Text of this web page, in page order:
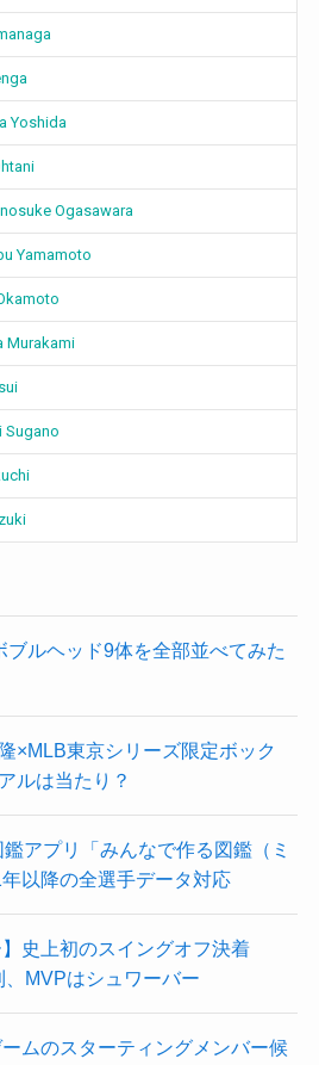
Yoshida
Ogasawara
Yamamoto
Murakami
Sugano
ブルヘッド9体を全部並べてみた
×MLB東京シリーズ限定ボック
ルは当たり？
鑑アプリ「みんなで作る図鑑（ミ
以降の全選手データ対応
】史上初のスイングオフ決着
MVPはシュワーバー
ムのスターティングメンバー候